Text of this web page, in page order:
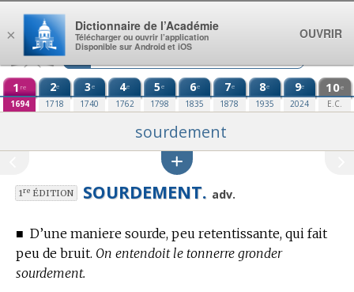
Aller au contenu
1 re
1694
2e
1718
3e
1740
4e
1762
5e
1798
6e
1835
7e
1878
8e
1935
9e
2024
10e
E.C.
sourdement
1reÉDITION SOURDEMENT. adv.
■ D’une maniere sourde, peu retentissante, qui fait
peu de bruit. On entendoit le tonnerre gronder
sourdement.
×
Dictionnaire de l’Académie
Télécharger ou ouvrir l’application
Disponible sur Android et iOS
OUVRIR